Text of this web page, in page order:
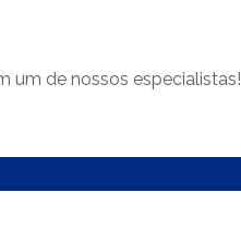
um de nossos especialistas!